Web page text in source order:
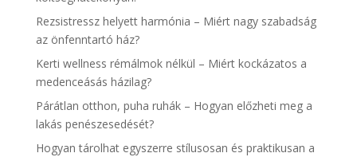
Rezsistressz helyett harmónia – Miért nagy szabadság
az önfenntartó ház?
Kerti wellness rémálmok nélkül – Miért kockázatos a
medenceásás házilag?
Párátlan otthon, puha ruhák – Hogyan előzheti meg a
lakás penészesedését?
Hogyan tárolhat egyszerre stílusosan és praktikusan a